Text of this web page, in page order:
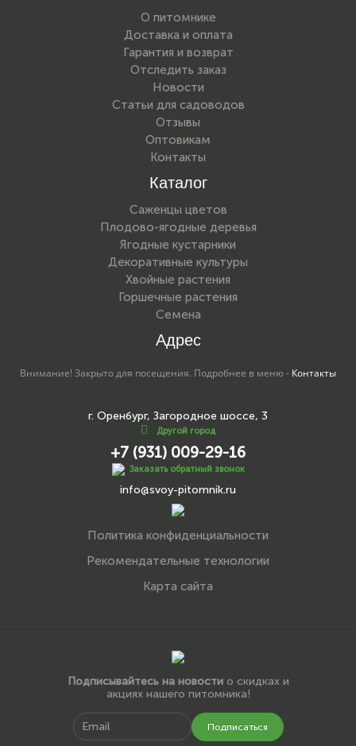
О питомнике
Доставка и оплата
Гарантия и возврат
Отследить заказ
Новости
Статьи для садоводов
Отзывы
Оптовикам
Контакты
Каталог
Саженцы цветов
Плодово-ягодные деревья
Ягодные кустарники
Декоративные культуры
Хвойные растения
Горшечные растения
Семена
Адрес
Внимание! Закрыто для посещения. Подробнее в меню - Контакты
г. Оренбург, Загородное шоссе, 3
Другой город
+7 (931) 009-29-16
Заказать обратный звонок
info@svoy-pitomnik.ru
Политика конфиденциальности
Рекомендательные технологии
Карта сайта
Подписывайтесь на новостио скидках и
акциях нашего питомника!
Подписаться